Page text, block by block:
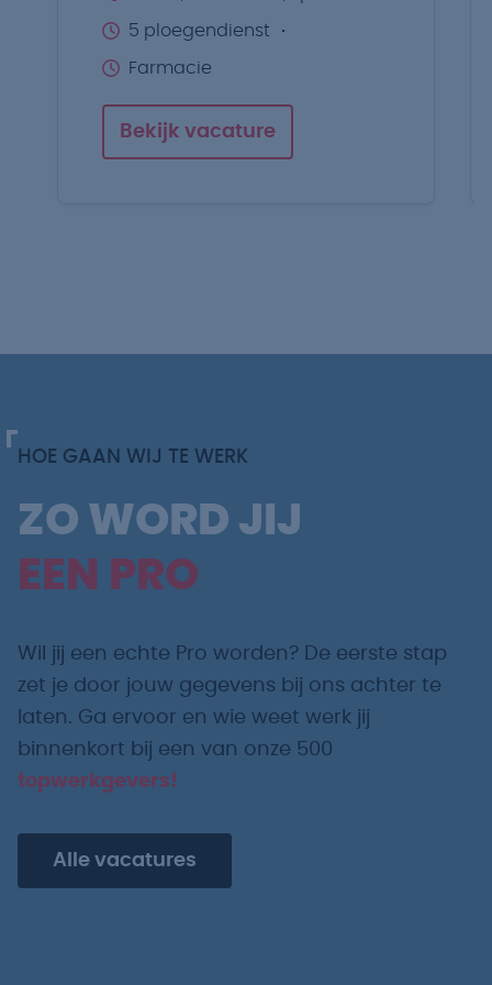
5 ploegendienst
Farmacie
Bekijk vacature
HOE GAAN WIJ TE WERK
ZO WORD JIJ
EEN PRO
Wil jij een echte Pro worden? De eerste stap
zet je door jouw gegevens bij ons achter te
laten. Ga ervoor en wie weet werk jij
binnenkort bij een van onze 500
topwerkgevers!
Alle vacatures